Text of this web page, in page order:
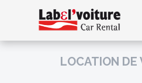
LOCATION DE